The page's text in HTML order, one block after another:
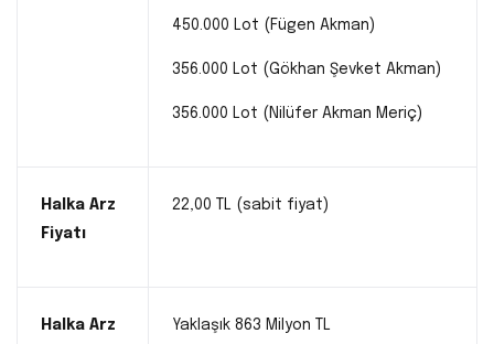
450.000 Lot (Fügen Akman)
356.000 Lot (Gökhan Şevket Akman)
356.000 Lot (Nilüfer Akman Meriç)
Halka Arz
Fiyatı
22,00 TL (sabit fiyat)
Halka Arz
Yaklaşık 863 Milyon TL